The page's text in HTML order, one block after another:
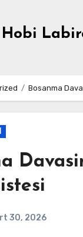
Hobi
Bosanma
30, 2026